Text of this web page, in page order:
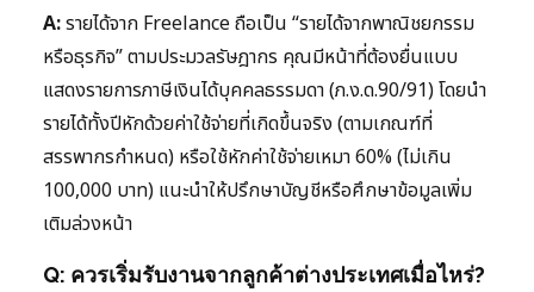
A:รายได้จาก Freelance ถือเป็น “รายได้จากพาณิชยกรรม
หรือธุรกิจ” ตามประมวลรัษฎากร คุณมีหน้าที่ต้องยื่นแบบ
แสดงรายการภาษีเงินได้บุคคลธรรมดา (ภ.ง.ด.90/91) โดยนำ
รายได้ทั้งปีหักด้วยค่าใช้จ่ายที่เกิดขึ้นจริง (ตามเกณฑ์ที่
สรรพากรกำหนด) หรือใช้หักค่าใช้จ่ายเหมา 60% (ไม่เกิน
100,000 บาท) แนะนำให้ปรึกษาบัญชีหรือศึกษาข้อมูลเพิ่ม
เติมล่วงหน้า
Q: ควรเริ่มรับงานจากลูกค้าต่างประเทศเมื่อไหร่?